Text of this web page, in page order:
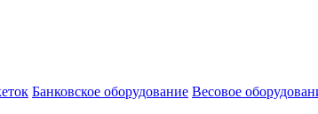
Банковское оборудование Весовое